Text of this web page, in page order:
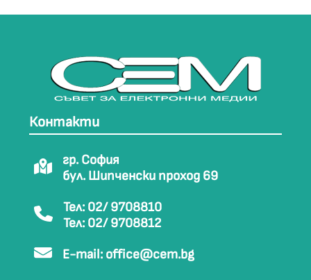
Контакти
гр. София
бул. Шипченски проход 69
Тел: 02/ 9708810
Тел: 02/ 9708812
E-mail: office@cem.bg